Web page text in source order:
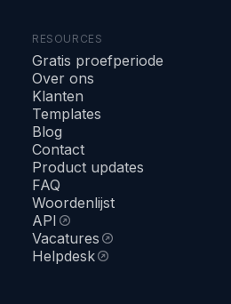
RESOURCES
Gratis proefperiode
Over ons
Klanten
Templates
Blog
Contact
Product updates
FAQ
Woordenlijst
API
Vacatures
Helpdesk